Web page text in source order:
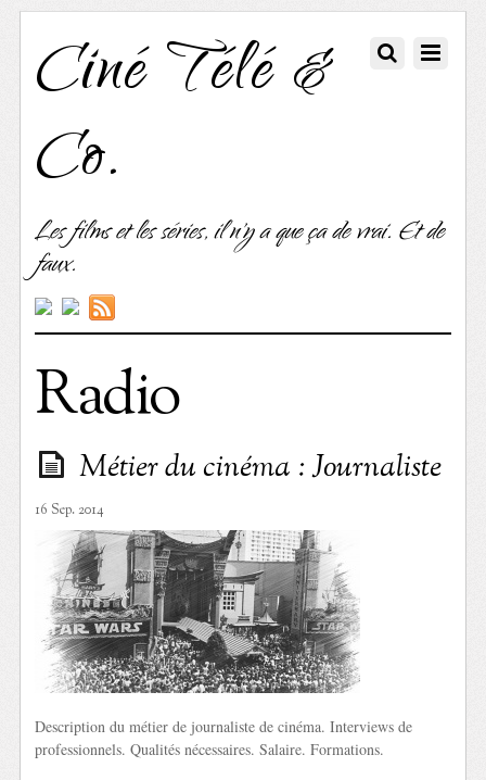
Ciné Télé &
Co.
Les films et les séries, il n'y a que ça de vrai. Et de
faux.
Radio
Métier du cinéma : Journaliste
16 Sep. 2014
Description du métier de journaliste de cinéma. Interviews de
professionnels. Qualités nécessaires. Salaire. Formations.